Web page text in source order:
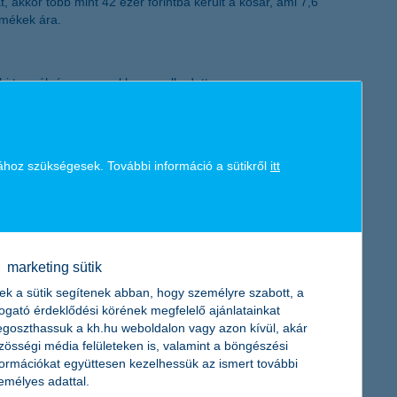
ára.
termék ára ugyanakkor emelkedett.
Jelentősebb növekedés látható a narancslénél és a
a gyerekinflációs kosárban szereplő élelmiszerek és a
kész, pénz! pénzügyi vetélkedő éppen ezekre az
egészen a hosszú távú tervezésig. A tizenötödik jubileumi
június elején egy nagyszabású budapesti eseményen
szükségesek. További információ a sütikről itt
marketing sütik
a sütik segítenek abban, hogy személyre szabott, a
érdeklődési körének megfelelő ajánlatainkat
a kh.hu weboldalon vagy azon kívül, akár
média felületeken is, valamint a böngészési
együttesen kezelhessük az ismert további
adattal.